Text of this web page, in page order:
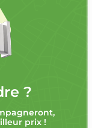
?
prix !